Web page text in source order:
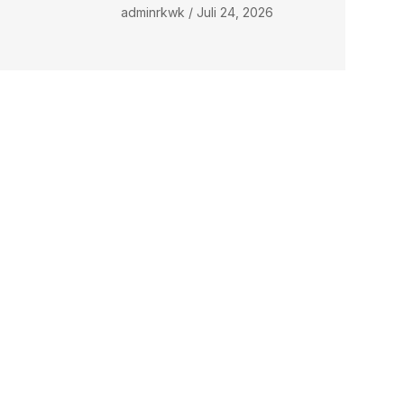
adminrkwk Juli 24, 2026